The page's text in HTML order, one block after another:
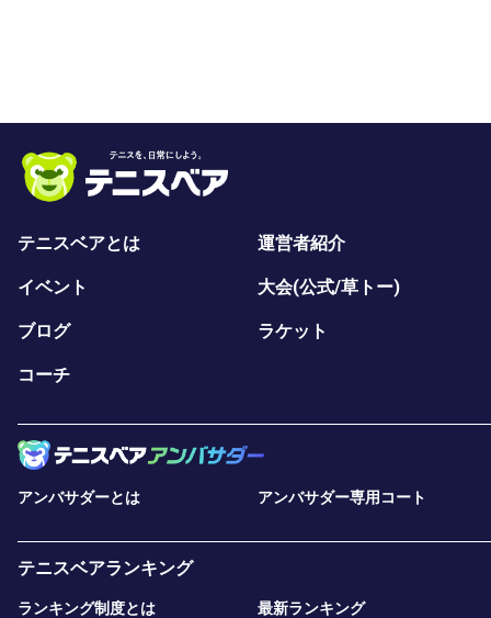
テニスベアとは 運営者紹介
イベント 大会(公式/草トー)
ブログ ラケット
コーチ
アンバサダーとは アンバサダー専用コート
テニスベアランキング
ランキング制度とは 最新ランキング